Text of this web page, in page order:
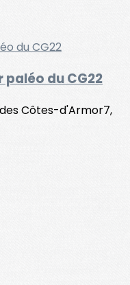
du CG22
Côtes-d'Armor7,